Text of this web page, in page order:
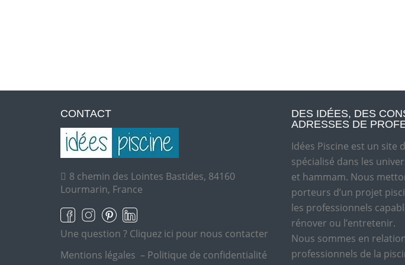
CONTACT
8 chemin des Lointes Bastides, 84160
Lourmarin, France
Une question ? Cliquez ici pour nous contacter
Mentions légales – Politique de confidentialité
DES IDÉES, DES
ADRESSES DE
Idées Piscine est un site
spécialisé dans les
et hammam. Nous
porteurs d’un projet
les professionnels
rénover ou l’entretenir.
Nous sommes en
professionnels de la